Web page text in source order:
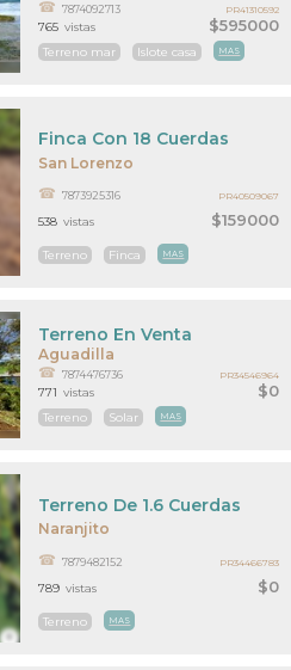
$595000
7874092713
Terreno mar Islote casa MAS
765 vistas
PR41310592
San Lorenzo
$159000
Finca Con 18 Cuerdas
7873925316
Terreno Finca MAS
538 vistas
PR40509067
Aguadilla
$0
Terreno En Venta
7874476736
Terreno Solar MAS
771 vistas
PR34546964
Naranjito
$0
Terreno De 1.6 Cuerdas
7879482152
Terreno MAS
789 vistas
PR34466783